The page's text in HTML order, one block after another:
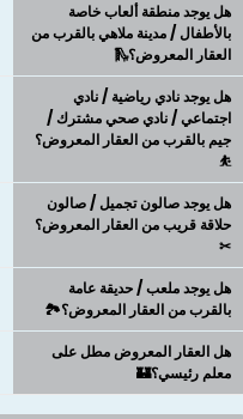
هل يوجد منطقة ألعاب خاصة
بالأطفال / مدينة ملاهي بالقرب من
العقار المعروض؟🛝
هل يوجد نادي رياضية / نادي
اجتماعي / نادي صحي مشترك /
جيم بالقرب من العقار المعروض؟
⛹
هل يوجد صالون تجميل / صالون
حلاقة قريب من العقار المعروض؟
✂
هل يوجد ملعب / حديقة عامة
بالقرب من العقار المعروض؟🏞️
هل العقار المعروض مطل على
معلم رئيسي؟🏰